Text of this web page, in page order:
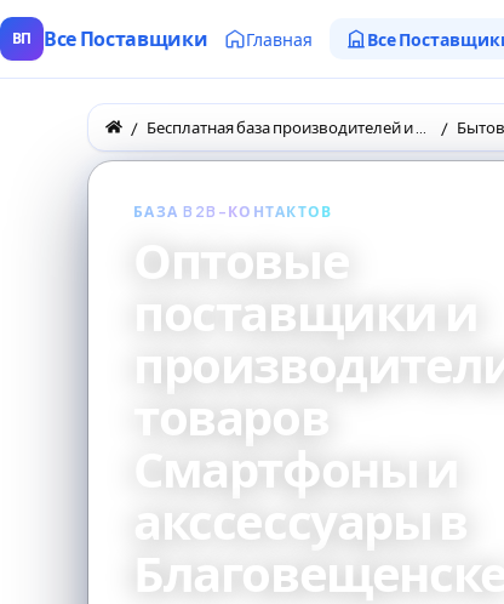
ВП Все Поставщики Главная Все
БАЗА B2B-КОНТАКТОВ
Оптовые
поставщики и
товаров
Смартфоны и
акссессуары в
Благовещенске